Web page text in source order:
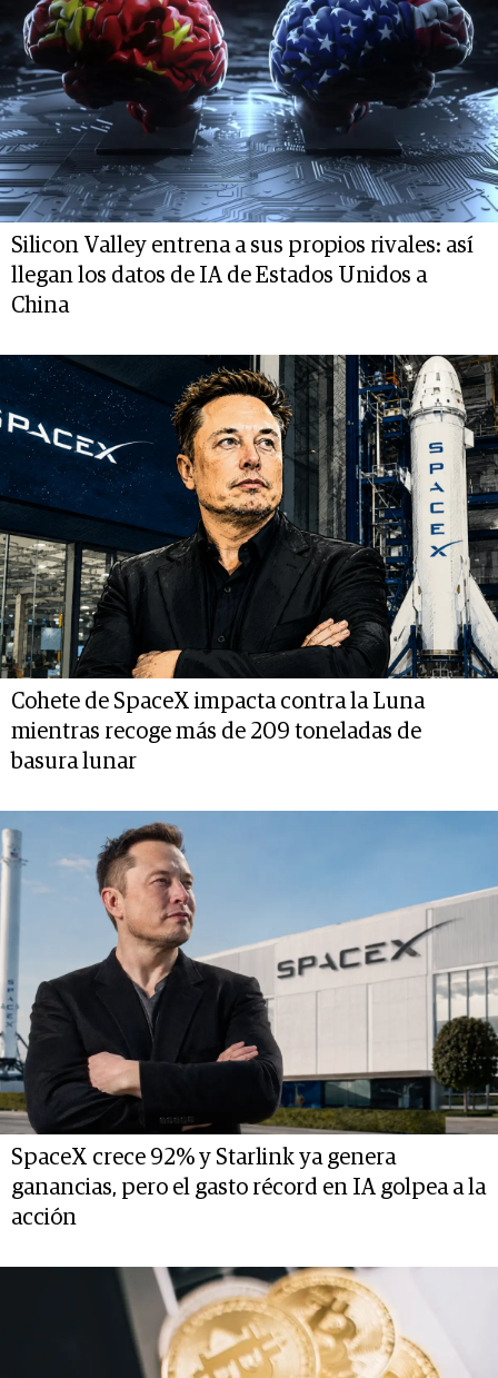
Silicon Valley entrena a sus propios rivales: así
llegan los datos de IA de Estados Unidos a
China
Cohete de SpaceX impacta contra la Luna
mientras recoge más de 209 toneladas de
basura lunar
SpaceX crece 92% y Starlink ya genera
ganancias, pero el gasto récord en IA golpea a la
acción